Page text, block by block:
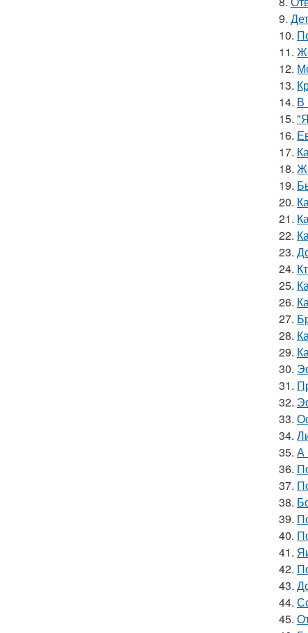
9.
10.
11.
12.
13.
14. В
15.
16.
17.
18.
19.
20.
21.
22.
23.
24.
25.
26.
27.
28.
29.
30.
31.
32.
33.
34.
35. А
36.
37.
38.
39.
40.
41.
42.
43.
44.
45.